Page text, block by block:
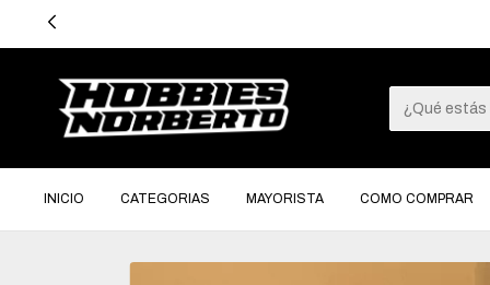
3 CUOTAS
INICIO CATEGORIAS MAYORISTA COMO COMPRAR